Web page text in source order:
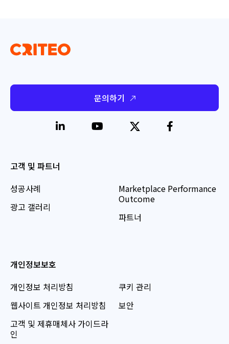
문의하기
고객 및 파트너
성공사례
광고 갤러리
Marketplace Performance
Outcome
파트너
개인정보보호
개인정보 처리방침
웹사이트 개인정보 처리방침
고객 및 제휴매체사 가이드라
인
쿠키 관리
보안